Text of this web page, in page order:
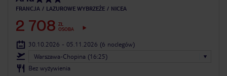
FRANCJA LAZUROWE WYBRZEŻE NICEA
2 708 ZŁ
OSOBA
30.10.2026 - 05.11.2026 (6 noclegów)
Warszawa-Chopina (16:25)
Bez wyżywienia